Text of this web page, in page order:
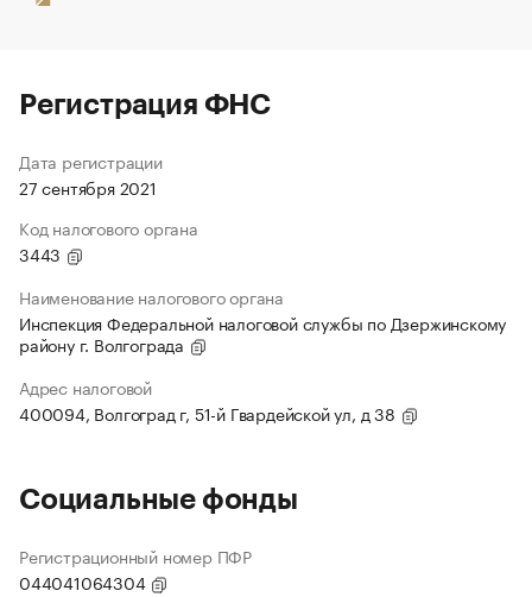
Регистрация ФНС
Дата регистрации
27 сентября 2021
Код налогового органа
3443
Наименование налогового органа
Инспекция Федеральной налоговой службы по Дзержинскому
району г. Волгограда
Адрес налоговой
400094, Волгоград г, 51-й Гвардейской ул, д 38
Социальные фонды
Регистрационный номер ПФР
044041064304